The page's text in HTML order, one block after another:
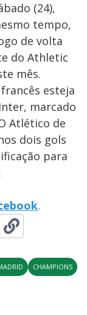
(24),
tempo,
de volta
do Athletic
mês.
esteja
marcado
Atlético de
dois gols
para
.
CHAMPIONS